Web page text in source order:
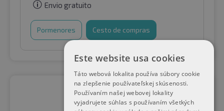
Envio gratuito
Pormenores Cesto de compras
Este website usa cookies
Táto webová lokalita používa súbory cookie
na zlepšenie používateľskej skúsenosti.
Používaním našej webovej lokality
vyjadrujete súhlas s používaním všetkých